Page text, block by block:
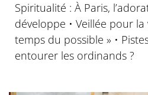
Spiritualité : À Paris,
développe • Veillée pour la
temps du possible » •
entourer les ordinands ?